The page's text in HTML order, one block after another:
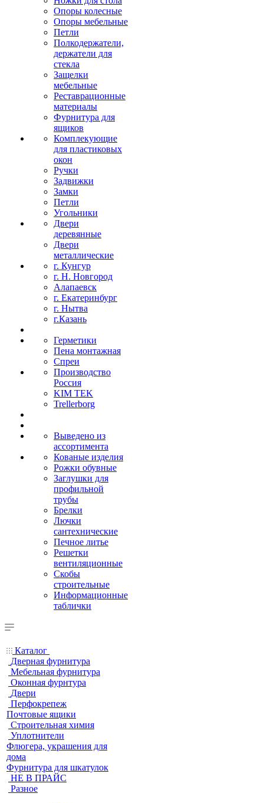
Опоры колесные
Опоры мебельные
Петли
Полкодержатели,
держатели для
стекла
Защелки
мебельные
Реставрационные
материалы
Фурнитура для
ящиков
Комплекующие
для пластиковых
окон
Ручки
Задвижки
Замки
Петли
Угольники
Двери
деревянные
Двери
металлические
г. Кунгур
г. Н. Новгород
Алапаевск
г. Екатеринбург
г. Нытва
г.Казань
Герметики
Пена монтажная
Спреи
Производство
Россия
KIM TEK
Trellerborg
Выведено из
ассортимента
Кованые изделия
Рожки обувные
Заглушки для
профильной
трубы
Брелки
Лючки
сантехнические
Печное литье
Решетки
вентиляционные
Скобы
строительные
Информационные
таблички
Каталог
Дверная фурнитура
Мебельная фурнитура
Оконная фурнтура
Двери
Перфокрепеж
Почтовые ящики
Строительная химия
Уплотнители
Флюгера, украшения для
дома
Фурнитура для шкатулок
НЕ В ПРАЙС
Разное